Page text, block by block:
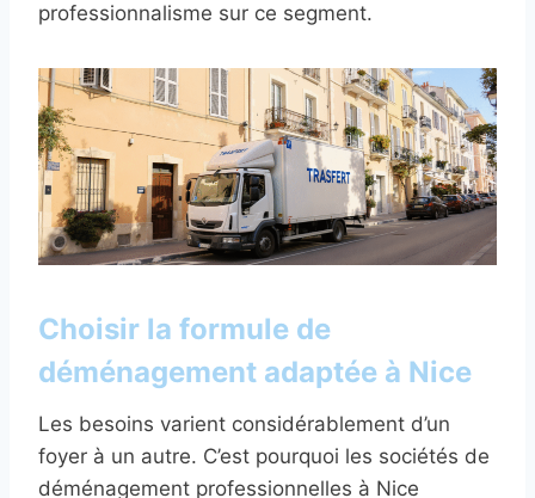
professionnalisme sur ce segment.
Choisir la formule de
déménagement adaptée à Nice
Les besoins varient considérablement d’un
foyer à un autre. C’est pourquoi les sociétés de
déménagement professionnelles à Nice